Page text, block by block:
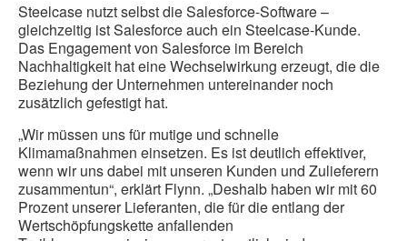
Steelcase nutzt selbst die Salesforce-Software –
gleichzeitig ist Salesforce auch ein Steelcase-Kunde.
Das Engagement von Salesforce im Bereich
Nachhaltigkeit hat eine Wechselwirkung erzeugt, die die
Beziehung der Unternehmen untereinander noch
zusätzlich gefestigt hat.
„Wir müssen uns für mutige und schnelle
Klimamaßnahmen einsetzen. Es ist deutlich effektiver,
wenn wir uns dabei mit unseren Kunden und Zulieferern
zusammentun“, erklärt Flynn. „Deshalb haben wir mit 60
Prozent unserer Lieferanten, die für die entlang der
Wertschöpfungskette anfallenden